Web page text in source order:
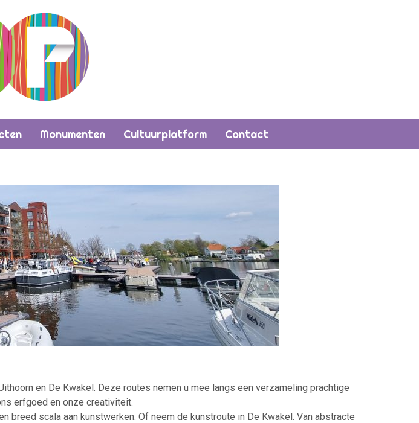
Monumenten Cultuurplatform Contact
en De Kwakel. Deze routes nemen u mee langs een verzameling prachtige
erfgoed en onze creativiteit.
breed scala aan kunstwerken. Of neem de kunstroute in De Kwakel. Van abstracte